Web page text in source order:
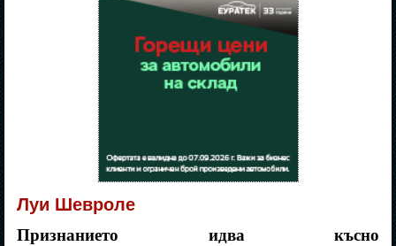
Луи Шевроле
Признанието идва късно